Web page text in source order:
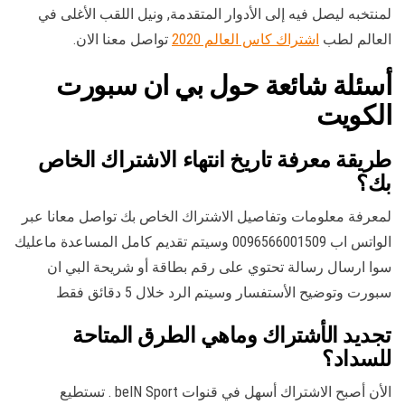
لمنتخبه ليصل فيه إلى الأدوار المتقدمة, ونيل اللقب الأغلى في
العالم لطب اشتراك كاس العالم 2020 تواصل معنا الان.
أسئلة شائعة حول بي ان سبورت
الكويت
طريقة معرفة تاريخ انتهاء الاشتراك الخاص
بك؟
لمعرفة معلومات وتفاصيل الاشتراك الخاص بك تواصل معانا عبر
الواتس اب 0096566001509 وسيتم تقديم كامل المساعدة ماعليك
سوا ارسال رسالة تحتوي على رقم بطاقة أو شريحة البي ان
سبورت وتوضيح الأستفسار وسيتم الرد خلال 5 دقائق فقط
تجديد الأشتراك وماهي الطرق المتاحة
للسداد؟
الأن أصبح الاشتراك أسهل في قنوات beIN Sport . تستطيع